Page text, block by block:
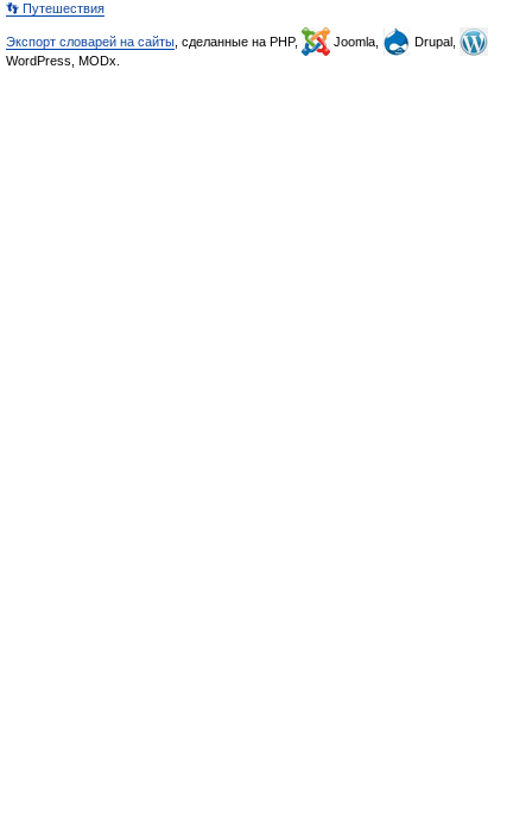
👣 Путешествия
Экспорт словарей на сайты , сделанные на PHP, Joomla,
Drupal,
WordPress, MODx.